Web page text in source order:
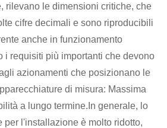
rilevano le dimensioni critiche, che
cifre decimali e sono riproducibili
anche in funzionamento
i requisiti più importanti che devono
azionamenti che posizionano le
di misura: Massima
a lungo termine.In generale, lo
per l'installazione è molto ridotto,